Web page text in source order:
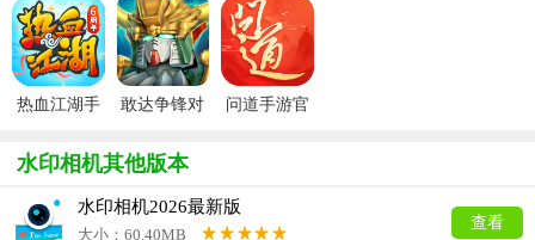
版
方正版
热血江湖手
敢达争锋对
问道手游官
水印相机其他版本
水印相机2026最新版
大小：60.40MB
查看